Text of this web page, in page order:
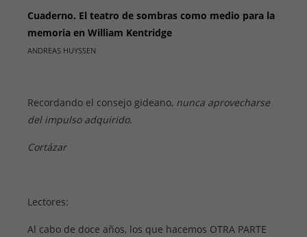
Cuaderno. El teatro de sombras como medio para la
memoria en William Kentridge
ANDREAS HUYSSEN
Recordando el consejo gideano, nunca aprovecharse
del impulso adquirido.
Cortázar
Lectores:
Al cabo de doce años, los que hacemos OTRA PARTE